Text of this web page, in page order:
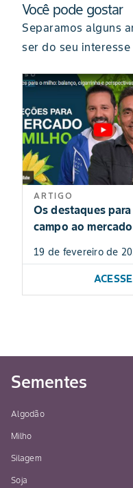
Você pode gostar
Separamos alguns
ser do seu interesse
ARTIGO
Os destaques
campo ao
19 de fevereiro de
ACESSE
Sementes
Algodão
Milho
Silagem
Soja